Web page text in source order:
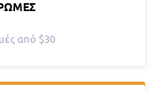
από $30